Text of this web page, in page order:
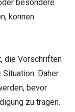
besondere
können
die Vorschriften
Daher
bevor
zu tragen.